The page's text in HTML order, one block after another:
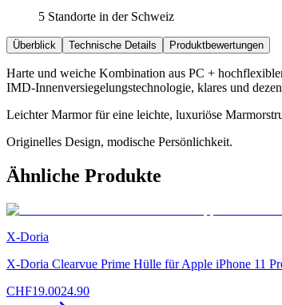
5 Standorte in der Schweiz
Überblick Technische Details Produktbewertungen
Harte und weiche Kombination aus PC +
IMD-Innenversiegelungstechnologie, klares und
Leichter Marmor für eine leichte, luxuriöse
Originelles Design, modische Persönlichkeit.
Ähnliche Produkte
X-Doria
X-Doria Clearvue Prime Hülle für Apple iPhone 11
CHF19.0024.90